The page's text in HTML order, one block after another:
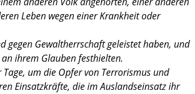
Leben wegen einer Krankheit oder
gegen Gewaltherrschaft geleistet haben, und
ihrem Glauben festhielten.
um die Opfer von Terrorismus und
Einsatzkräfte, die im Auslandseinsatz ihr